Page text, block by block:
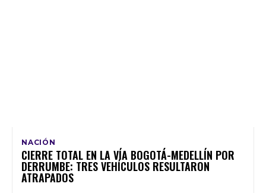
NACIÓN
CIERRE TOTAL EN LA VÍA BOGOTÁ-MEDELLÍN POR
DERRUMBE: TRES VEHÍCULOS RESULTARON
ATRAPADOS